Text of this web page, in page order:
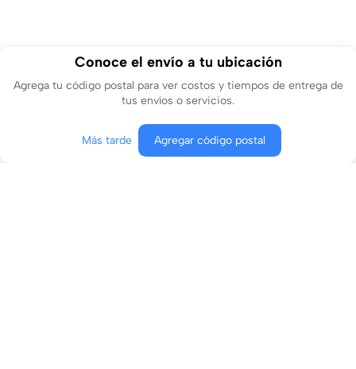
Conoce el envío a tu ubicación
Agrega tu código postal para ver costos y tiempos de entrega de
tus envíos o servicios.
Más tarde Agregar código postal
Contactar